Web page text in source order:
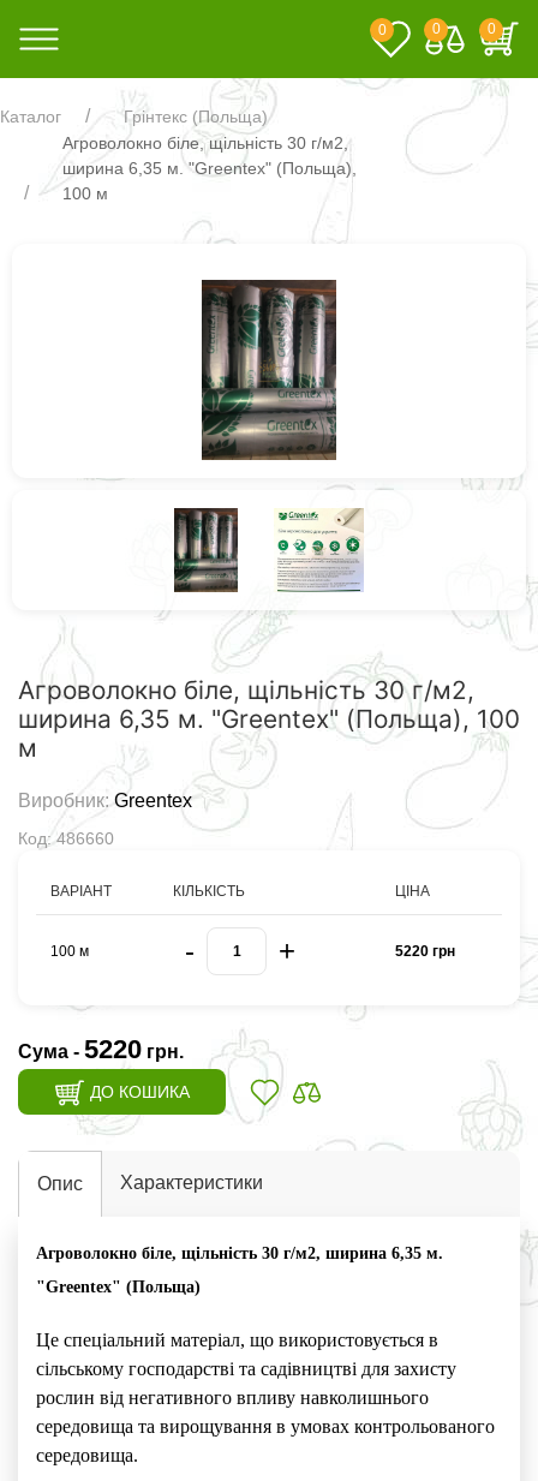
0 0 0
Каталог
Грінтекс (Польща)
Агроволокно біле, щільність 30 г/м2,
ширина 6,35 м. "Greentex" (Польща),
100 м
Агроволокно біле, щільність 30 г/м2,
ширина 6,35 м. "Greentex" (Польща), 100
м
Виробник:Greentex
Код: 486660
ВАРІАНТ КІЛЬКІСТЬ ЦІНА
100 м - + 5220 грн
Сума - 5220 грн.
ДО КОШИКА
Опис Характеристики
Агроволокно біле, щільність 30 г/м2, ширина 6,35 м.
"Greentex" (Польща)
Це спеціальний матеріал, що використовується в
сільському господарстві та садівництві для захисту
рослин від негативного впливу навколишнього
середовища та вирощування в умовах контрольованого
середовища.